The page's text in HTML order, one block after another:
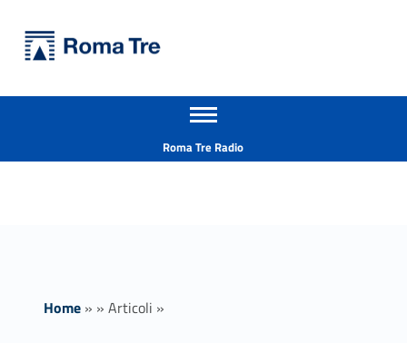
Il prof. Giuseppe Schettini eletto delegato dell’Italian Scientists Association - Università Roma Tre
Apri il menu secondario
Roma Tre Radio
Home» » Articoli »